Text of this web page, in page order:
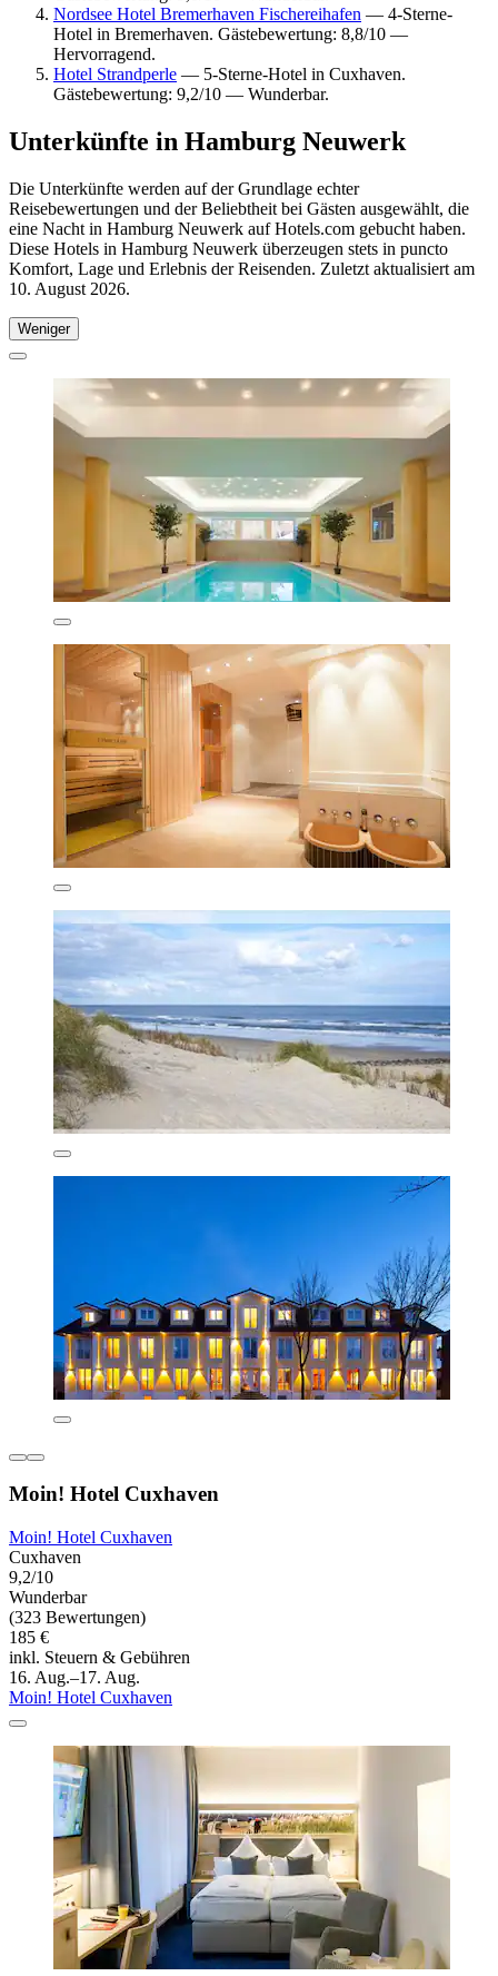
Nordsee Hotel Bremerhaven Fischereihafen — 4-Sterne-
Hotel in Bremerhaven. Gästebewertung: 8,8/10 —
Hervorragend.
Hotel Strandperle — 5-Sterne-Hotel in Cuxhaven.
Gästebewertung: 9,2/10 — Wunderbar.
Unterkünfte in Hamburg Neuwerk
Die Unterkünfte werden auf der Grundlage echter
Reisebewertungen und der Beliebtheit bei Gästen ausgewählt, die
eine Nacht in Hamburg Neuwerk auf Hotels.com gebucht haben.
Diese Hotels in Hamburg Neuwerk überzeugen stets in puncto
Komfort, Lage und Erlebnis der Reisenden. Zuletzt aktualisiert am
10. August 2026.
Weniger
Moin! Hotel Cuxhaven
Moin! Hotel Cuxhaven
Cuxhaven
9,2/10
Wunderbar
(323 Bewertungen)
185 €
inkl. Steuern & Gebühren
16. Aug.–17. Aug.
Moin! Hotel Cuxhaven